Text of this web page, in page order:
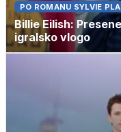
PO ROMANU SYLVIE
Billie Eilish:
igralsko vlogo